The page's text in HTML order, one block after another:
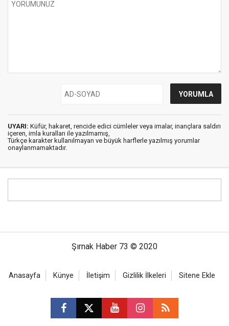
UYARI: Küfür, hakaret, rencide edici cümleler veya imalar, inançlara saldırı
içeren, imla kuralları ile yazılmamış,
Türkçe karakter kullanılmayan ve büyük harflerle yazılmış yorumlar
onaylanmamaktadır.
Şırnak Haber 73 © 2020
Anasayfa Künye İletişim Gizlilik İlkeleri Sitene Ekle